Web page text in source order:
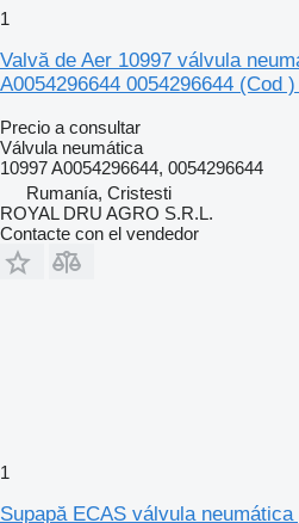
1
Valvă de Aer 10997 válvula
A0054296644 0054296644 (Cod
Precio a consultar
Válvula neumática
10997 A0054296644, 0054296644
Rumanía, Cristesti
ROYAL DRU AGRO S.R.L.
Contacte con el vendedor
1
Supapă ECAS válvula